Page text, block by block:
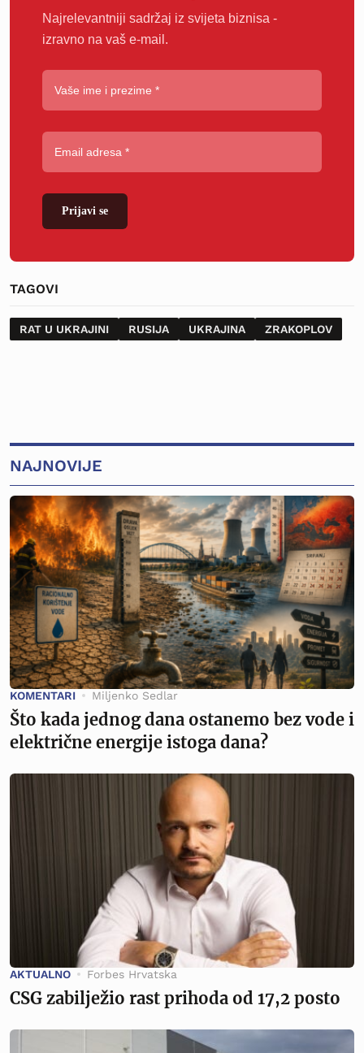
Najrelevantniji sadržaj iz svijeta biznisa -
izravno na vaš e-mail.
Prijavi se
TAGOVI
RAT U UKRAJINI RUSIJA UKRAJINA ZRAKOPLOV
NAJNOVIJE
KOMENTARI Miljenko Sedlar
Što kada jednog dana ostanemo bez vode i
električne energije istoga dana?
AKTUALNO Forbes Hrvatska
CSG zabilježio rast prihoda od 17,2 posto